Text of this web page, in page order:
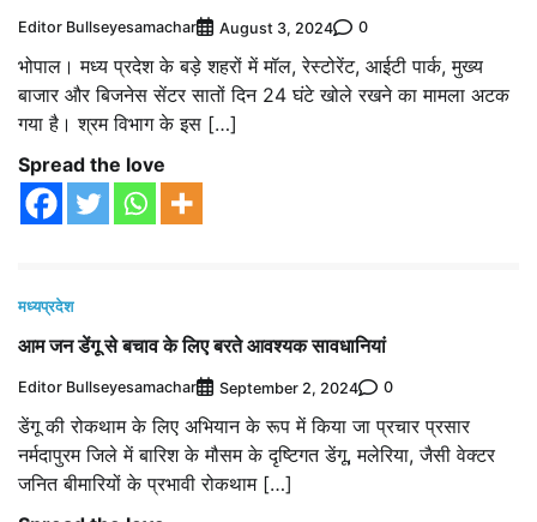
Editor Bullseyesamachar August 3, 2024 0
भोपाल। मध्य प्रदेश के बड़े शहरों में मॉल, रेस्टोरेंट, आईटी पार्क, मुख्य
बाजार और बिजनेस सेंटर सातों दिन 24 घंटे खोले रखने का मामला अटक
गया है। श्रम विभाग के इस […]
Spread the love
मध्यप्रदेश
आम जन डेंगू से बचाव के लिए बरते आवश्यक सावधानियां
Editor Bullseyesamachar September 2, 2024 0
डेंगू की रोकथाम के लिए अभियान के रूप में किया जा प्रचार प्रसार
नर्मदापुरम जिले में बारिश के मौसम के दृष्टिगत डेंगू, मलेरिया, जैसी वेक्टर
जनित बीमारियों के प्रभावी रोकथाम […]